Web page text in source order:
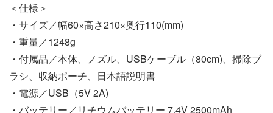
＜仕様＞
・サイズ／幅60×高さ210×奥行110(mm)
・重量／1248g
・付属品／本体、ノズル、USBケーブル（80cm)、掃除ブ
ラシ、収納ポーチ、日本語説明書
・電源／USB（5V 2A)
・バッテリー／リチウムバッテリー 7.4V 2500mAh